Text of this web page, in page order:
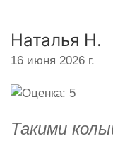
Наталья Н.
16 июня 2026 г.
Такими